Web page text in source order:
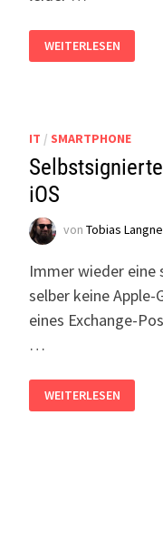
ANZEIGEN
AUF
WEITERLESEN
IT / SMARTPHONE
iOS
von Tobias
Immer wieder eine
selber keine
eines Exchange-
…
EXCHANGE-
ZERTIFIKAT
WEITERLESEN